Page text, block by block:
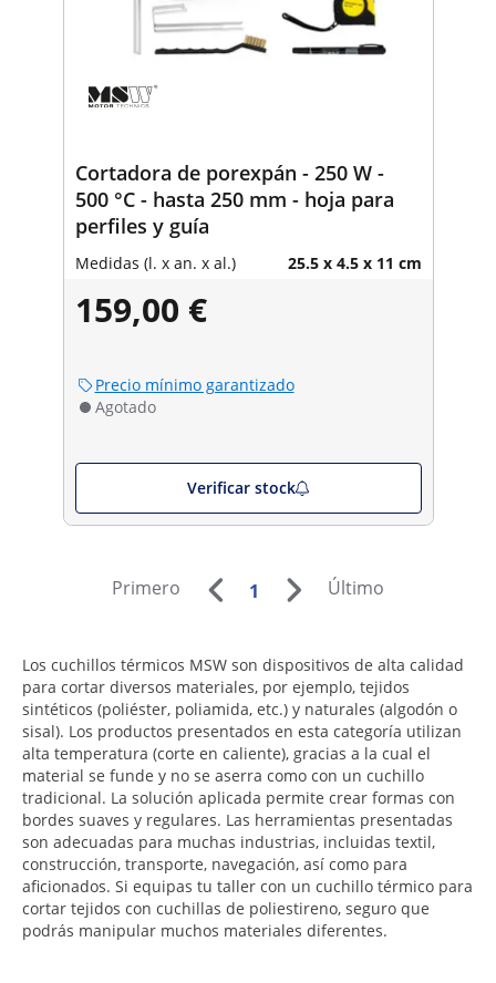
Cortadora de porexpán - 250 W -
500 °C - hasta 250 mm - hoja para
perfiles y guía
Medidas (l. x an. x al.) 25.5 x 4.5 x 11 cm
159,00 €
Precio mínimo garantizado
Agotado
Verificar stock
Primero 1 Último
Los cuchillos térmicos MSW son dispositivos de alta calidad
para cortar diversos materiales, por ejemplo, tejidos
sintéticos (poliéster, poliamida, etc.) y naturales (algodón o
sisal). Los productos presentados en esta categoría utilizan
alta temperatura (corte en caliente), gracias a la cual el
material se funde y no se aserra como con un cuchillo
tradicional. La solución aplicada permite crear formas con
bordes suaves y regulares. Las herramientas presentadas
son adecuadas para muchas industrias, incluidas textil,
construcción, transporte, navegación, así como para
aficionados. Si equipas tu taller con un cuchillo térmico para
cortar tejidos con cuchillas de poliestireno, seguro que
podrás manipular muchos materiales diferentes.